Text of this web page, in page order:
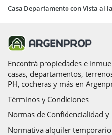
Casa Departamento con Vista al
Encontrá propiedades e
casas, departamentos,
PH, cocheras y más en
Términos y Condiciones
Normas de Confidencialidad y
Normativa alquiler